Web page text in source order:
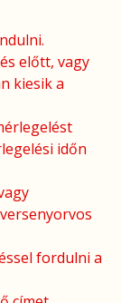
előtt, vagy
kiesik a
időn
fordulni a